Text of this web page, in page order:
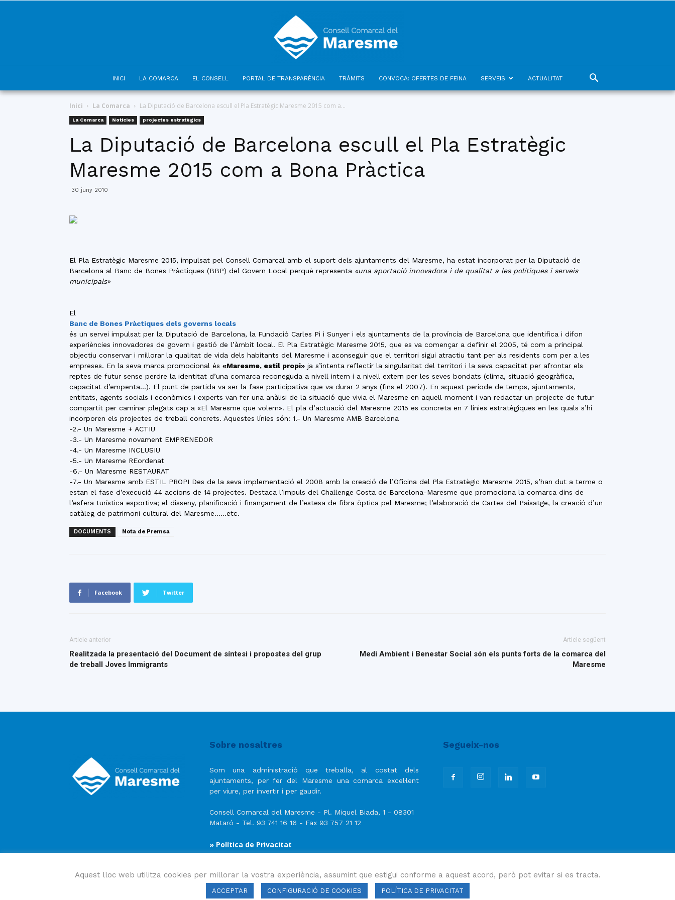
Comarcal
INICI LA COMARCA EL CONSELL PORTAL DE TRANSPARÈNCIA TRÀMITS CONVOCA: OFERTES DE FEINA SERVEIS ACTUALITAT
Inici La Comarca La Diputació de Barcelona escull el Pla Estratègic Maresme 2015 com a...
La Comarca Notícies projectes estratègics
La Diputació de Barcelona escull el Pla Estratègic
Maresme 2015 com a Bona Pràctica
30 juny 2010
El Pla Estratègic Maresme 2015, impulsat pel Consell Comarcal amb el suport dels ajuntaments del Maresme, ha estat incorporat per la Diputació de
Barcelona al Banc de Bones Pràctiques (BBP) del Govern Local perquè representa «una aportació innovadora i de qualitat a les polítiques i serveis
municipals»
El
Banc de Bones Pràctiques dels governs locals
és un servei impulsat per la Diputació de Barcelona, la Fundació Carles Pi i Sunyer i els ajuntaments de la província de Barcelona que identifica i difon
experiències innovadores de govern i gestió de l’àmbit local. El Pla Estratègic Maresme 2015, que es va començar a definir el 2005, té com a principal
objectiu conservar i millorar la qualitat de vida dels habitants del Maresme i aconseguir que el territori sigui atractiu tant per als residents com per a les
empreses. En la seva marca promocional és «Maresme, estil propi» ja s’intenta reflectir la singularitat del territori i la seva capacitat per afrontar els
reptes de futur sense perdre la identitat d’una comarca reconeguda a nivell intern i a nivell extern per les seves bondats (clima, situació geogràfica,
capacitat d’empenta…). El punt de partida va ser la fase participativa que va durar 2 anys (fins el 2007). En aquest període de temps, ajuntaments,
entitats, agents socials i econòmics i experts van fer una anàlisi de la situació que vivia el Maresme en aquell moment i van redactar un projecte de futur
compartit per caminar plegats cap a «El Maresme que volem». El pla d’actuació del Maresme 2015 es concreta en 7 línies estratègiques en les quals s’hi
incorporen els projectes de treball concrets. Aquestes línies són: 1.- Un Maresme AMB Barcelona
-2.- Un Maresme + ACTIU
-3.- Un Maresme novament EMPRENEDOR
-4.- Un Maresme INCLUSIU
-5.- Un Maresme REordenat
-6.- Un Maresme RESTAURAT
-7.- Un Maresme amb ESTIL PROPI Des de la seva implementació el 2008 amb la creació de l’Oficina del Pla Estratègic Maresme 2015, s’han dut a terme o
estan el fase d’execució 44 accions de 14 projectes. Destaca l’impuls del Challenge Costa de Barcelona-Maresme que promociona la comarca dins de
l’esfera turística esportiva; el disseny, planificació i finançament de l’estesa de fibra òptica pel Maresme; l’elaboració de Cartes del Paisatge, la creació d’un
catàleg de patrimoni cultural del Maresme……etc.
DOCUMENTS Nota de Premsa
Facebook Twitter
Article anterior
Realitzada la presentació del Document de síntesi i propostes del grup
de treball Joves Immigrants
Article següent
Medi Ambient i Benestar Social són els punts forts de la comarca del
Maresme
Sobre nosaltres
Som una administració que treballa, al costat dels
ajuntaments, per fer del Maresme una comarca excel·lent
per viure, per invertir i per gaudir.
Consell Comarcal del Maresme - Pl. Miquel Biada, 1 - 08301
Mataró - Tel. 93 741 16 16 - Fax 93 757 21 12
» Política de Privacitat
Segueix-nos
Aquest lloc web utilitza cookies per millorar la vostra experiència, assumint que estigui conforme a aquest acord, però pot evitar si es tracta.
ACCEPTAR CONFIGURACIÓ DE COOKIES POLÍTICA DE PRIVACITAT